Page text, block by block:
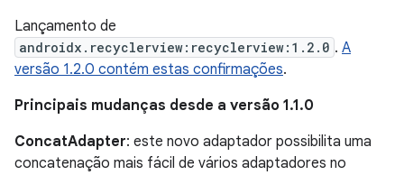
Lançamento de
androidx.recyclerview:recyclerview:1.2.0 . A
versão 1.2.0 contém estas confirmações.
Principais mudanças desde a versão 1.1.0
ConcatAdapter: este novo adaptador possibilita uma
concatenação mais fácil de vários adaptadores no